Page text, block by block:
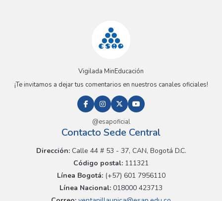
Vigilada MinEducación
¡Te invitamos a dejar tus comentarios en nuestros canales oficiales!
@esapoficial
Contacto Sede Central
Dirección:Calle 44 # 53 - 37, CAN, Bogotá D.C.
Código postal: 111321
Línea Bogotá:(+57) 601 7956110
Línea Nacional: 018000 423713